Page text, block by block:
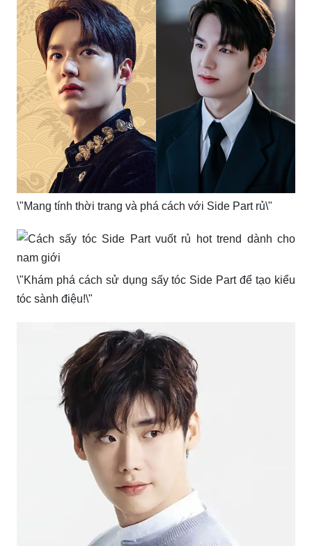
\"Mang tính thời trang và phá cách với Side Part rủ\"
\"Khám phá cách sử dụng sấy tóc Side Part để tạo kiểu
tóc sành điệu!\"